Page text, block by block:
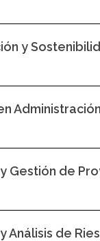
y
Gestión de
Análisis de